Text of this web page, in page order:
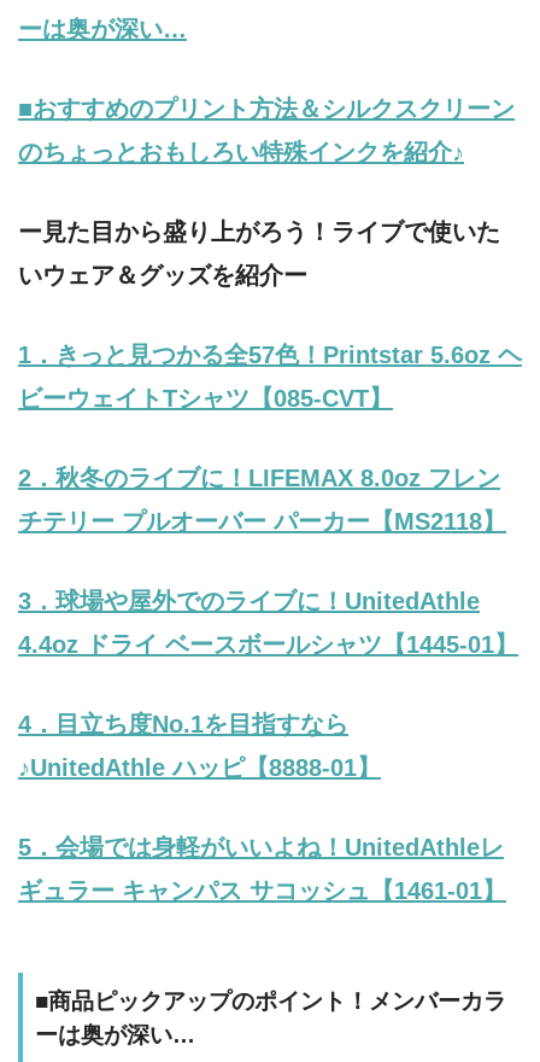
ーは奥が深い…
■おすすめのプリント方法＆シルクスクリーン
のちょっとおもしろい特殊インクを紹介♪
ー見た目から盛り上がろう！ライブで使いた
いウェア＆グッズを紹介ー
1．きっと見つかる全57色！Printstar 5.6oz ヘ
ビーウェイトTシャツ【085-CVT】
2．秋冬のライブに！ LIFEMAX 8.0oz フレン
チテリー プルオーバー パーカー 【MS2118】
3．球場や屋外でのライブに！ UnitedAthle
4.4oz ドライ ベースボールシャツ【1445-01】
4．目立ち度No.1を目指すなら
♪UnitedAthle ハッピ【8888-01】
5．会場では身軽がいいよね！ UnitedAthleレ
ギュラー キャンパス サコッシュ【1461-01】
■商品ピックアップのポイント！メンバーカラ
ーは奥が深い…